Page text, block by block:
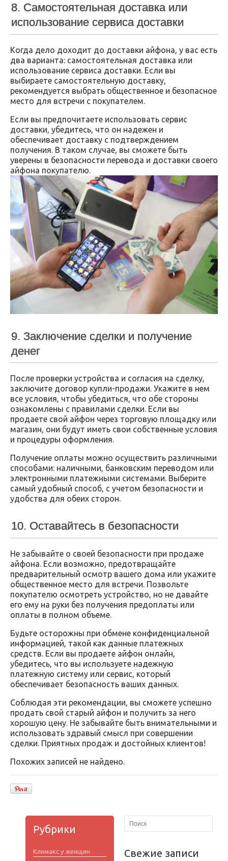
8. Самостоятельная доставка или
использование сервиса доставки
Когда дело доходит до доставки айфона, у вас есть
два варианта: самостоятельная доставка или
использование сервиса доставки. Если вы
выбираете самостоятельную доставку,
рекомендуется выбрать общественное и безопасное
место для встречи с покупателем.
Если вы предпочитаете использовать сервис
доставки, убедитесь, что он надежен и
обеспечивает доставку с подтверждением
получения. В таком случае, вы сможете быть
уверены в безопасности перевода и доставки своего
айфона покупателю.
9. Заключение сделки и получение
денег
После проверки устройства и согласия на сделку,
заключите договор купли-продажи. Укажите в нем
все условия, чтобы убедиться, что обе стороны
ознакомлены с правилами сделки. Если вы
продаете свой айфон через торговую площадку или
магазин, они будут иметь свои собственные условия
и процедуры оформления.
Получение оплаты можно осуществить различными
способами: наличными, банковским переводом или
электронными платежными системами. Выберите
самый удобный способ, с учетом безопасности и
удобства для обеих сторон.
10. Оставайтесь в безопасности
Не забывайте о своей безопасности при продаже
айфона. Если возможно, предотвращайте
предварительный осмотр вашего дома или укажите
общественное место для встречи. Позвольте
покупателю осмотреть устройство, но не давайте
его ему на руки без получения предоплаты или
оплаты в полном объеме.
Будьте осторожны при обмене конфиденциальной
информацией, такой как данные платежных
средств. Если вы продаете айфон онлайн,
убедитесь, что вы используете надежную
платежную систему или сервис, который
обеспечивает безопасность ваших данных.
Соблюдая эти рекомендации, вы сможете успешно
продать свой старый айфон и получить за него
хорошую цену. Не забывайте быть внимательными и
использовать здравый смысл при совершении
сделки. Приятных продаж и достойных клиентов!
Похожих записей не найдено.
Рубрики
Климакс у женщин
Свежие записи